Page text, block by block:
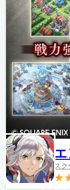
ス